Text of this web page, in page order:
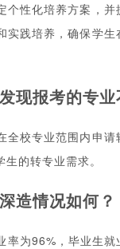
个性化培养方案，
实践培养，确保学
现报考的专
全校专业范围内申
的转专业需求。
造情况如何？
率为96%，毕业生